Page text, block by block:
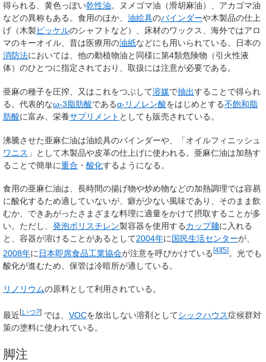
得られる、黄色っぽい乾性油。ヌメゴマ油（滑胡麻油）、アカゴマ油
などの異称もある。食用のほか、 油絵具のバインダーや木製品の仕上
げ（木製ピッケルのシャフトなど）、床材のワックス、海外ではアロ
マのキーオイル、昔は医療用の油紙などにも用いられている。日本の
消防法においては、他の動植物油と同様に第4類危険物（引火性液
体）のひとつに指定されており、取扱には注意が必要である。
亜麻の種子を圧搾、又はこれをつぶして溶媒で抽出することで得られ
る。代表的なω-3脂肪酸であるα-リノレン酸をはじめとする不飽和脂
肪酸に富み、栄養サプリメント としても販売されている。
沸騰させた亜麻仁油は油絵具のバインダーや、「オイルフィニッシュ
ワニス 」として木製品や皮革の仕上げに使われる。亜麻仁油は加熱す
ることで簡単に重合 ・ 酸化するようになる。
食用の亜麻仁油は、長時間の揚げ物や炒め物などの加熱調理では容易
に酸化するため適していないが、癖が少ない風味であり、そのまま飲
むか、できあがったさまざまな料理に適量をかけて摂取することが多
い。 ただし、 発泡ポリスチレン製容器を使用するカップ麺に入れる
と、容器が溶けることがあるとして2004年に国民生活センターが、
2008年に 日本即席食品工業協会が注意を呼びかけている [4][5] 。光でも
酸化が進むため、保管は冷暗所が適している。
リノリウムの原料として利用されている。
最近 [いつ?] では、 VOCを放出しない溶剤としてシックハウス症候群対
策の塗料に使われている。
脚注